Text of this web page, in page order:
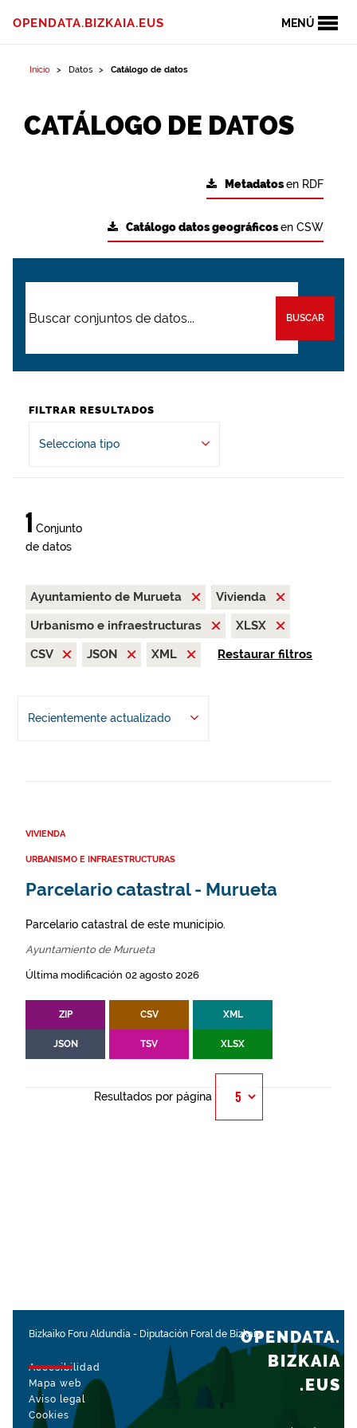
MENÚ
OPENDATA.BIZKAIA.EUS
Inicio Datos Catálogo de datos
CATÁLOGO DE DATOS
Metadatosen RDF
Catálogo datos geográficosen CSW
BUSCAR
FILTRAR RESULTADOS
Selecciona tipo
1 Conjunto
de datos
Ayuntamiento de Murueta
Vivienda
Urbanismo e infraestructuras
XLSX
CSV
JSON XML Restaurar filtros
Recientemente actualizado
VIVIENDA
URBANISMO E INFRAESTRUCTURAS
Parcelario catastral - Murueta
Parcelario catastral de este municipio.
Ayuntamiento de Murueta
Última modificación 02 agosto 2026
ZIP CSV XML
JSON TSV XLSX
Resultados por página
Bizkaiko Foru Aldundia - Diputación Foral de Bizkaia
Accesibilidad
Mapa web
Aviso legal
Cookies
OPENDATA.
BIZKAIA
.EUS